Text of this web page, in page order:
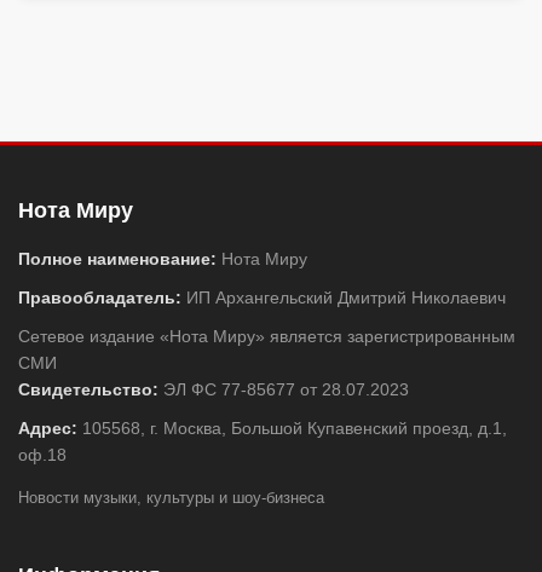
Нота Миру
Полное наименование: Нота Миру
Правообладатель: ИП Архангельский Дмитрий Николаевич
Сетевое издание «Нота Миру» является зарегистрированным
СМИ
Свидетельство: ЭЛ ФС 77-85677 от 28.07.2023
Адрес: 105568, г. Москва, Большой Купавенский проезд, д.1,
оф.18
Новости музыки, культуры и шоу-бизнеса